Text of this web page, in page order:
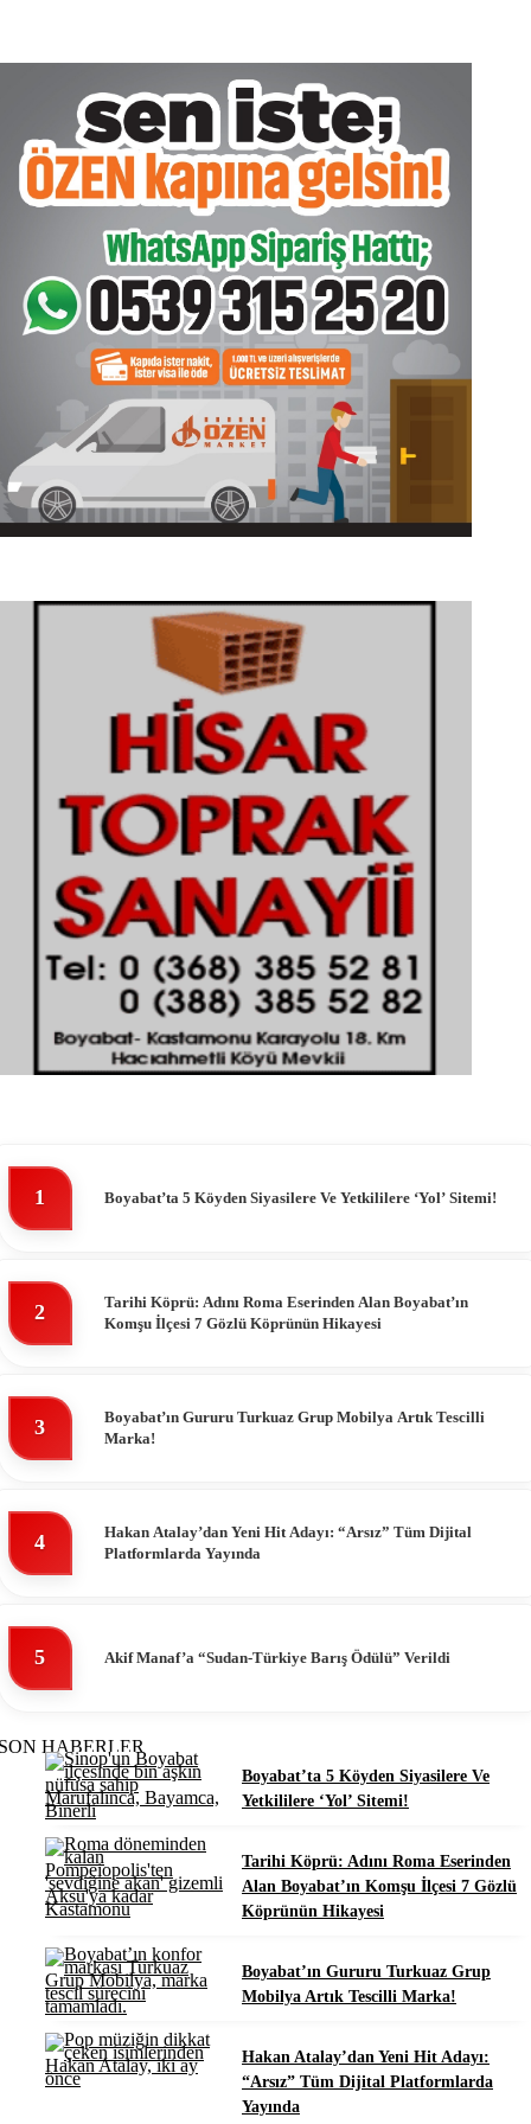
1 Boyabat’ta 5 Köyden Siyasilere Ve Yetkililere ‘Yol’ Sitemi!
2
Tarihi Köprü: Adını Roma Eserinden Alan Boyabat’ın
Komşu İlçesi 7 Gözlü Köprünün Hikayesi
3
Boyabat’ın Gururu Turkuaz Grup Mobilya Artık Tescilli
Marka!
4
Hakan Atalay’dan Yeni Hit Adayı: “Arsız” Tüm Dijital
Platformlarda Yayında
5 Akif Manaf’a “Sudan-Türkiye Barış Ödülü” Verildi
HABERLER
Boyabat’ta 5 Köyden Siyasilere Ve
Yetkililere ‘Yol’ Sitemi!
Tarihi Köprü: Adını Roma Eserinden
Alan Boyabat’ın Komşu İlçesi 7 Gözlü
Köprünün Hikayesi
Boyabat’ın Gururu Turkuaz Grup
Mobilya Artık Tescilli Marka!
Hakan Atalay’dan Yeni Hit Adayı:
“Arsız” Tüm Dijital Platformlarda
Yayında